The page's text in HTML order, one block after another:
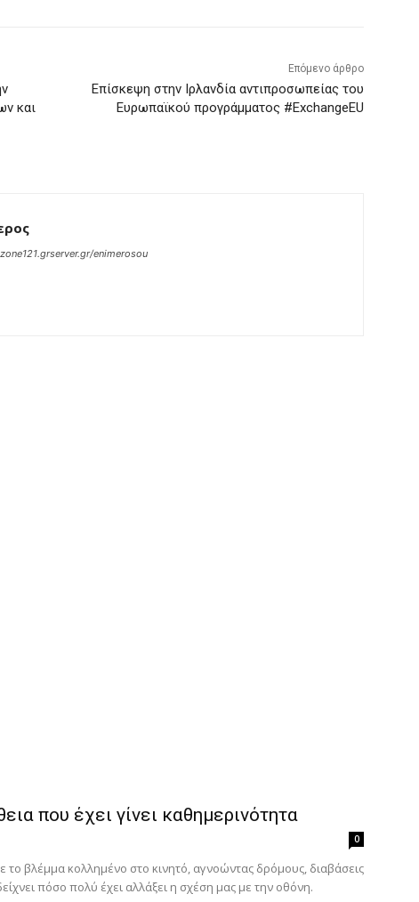
και
Επόμενο άρθρο
Επίσκεψη στην Ιρλανδία αντιπροσωπείας του
Ευρωπαϊκού προγράμματος #ExchangeEU
enimerosou
που έχει γίνει καθημερινότητα
0
το βλέμμα κολλημένο στο κινητό, αγνοώντας δρόμους, διαβάσεις
πόσο πολύ έχει αλλάξει η σχέση μας με την οθόνη.